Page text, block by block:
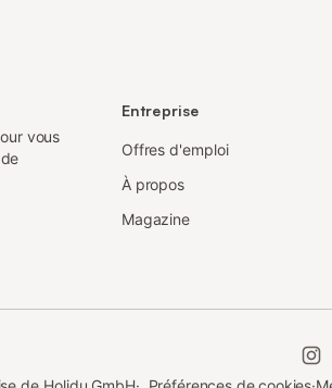
vous
Entreprise
Offres d'emploi
À propos
Magazine